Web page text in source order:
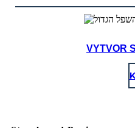
VYTVOR